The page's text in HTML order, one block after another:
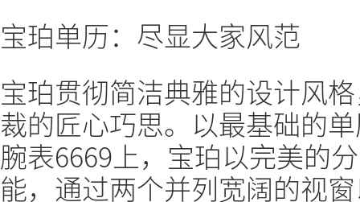
宝珀单历：尽显大家风范
宝珀贯彻简洁典雅的设计风
裁的匠心巧思。以最基础的
腕表6669上，宝珀以完美的
能，通过两个并列宽阔的视